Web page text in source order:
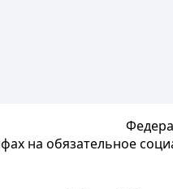
на обязательное